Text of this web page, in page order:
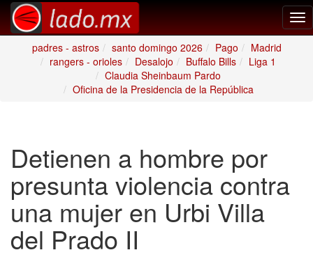
padres - astros
santo domingo 2026 Pago
Madrid
rangers - orioles
Desalojo Buffalo Bills
Liga 1
Claudia Sheinbaum Pardo
Oficina de la Presidencia de la República
Detienen a hombre por
presunta violencia contra
una mujer en Urbi Villa
del Prado II